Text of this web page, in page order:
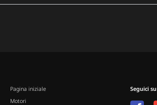
Pagina iniziale
Motori
Seguici su